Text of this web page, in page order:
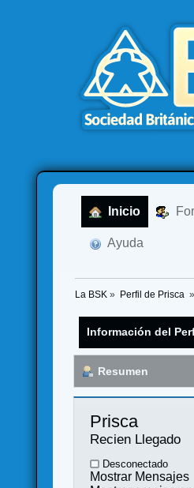
Inicio
Ayuda
La BSK » Perfil de Prisca »
Información del
Resumen
Prisca
Recien Llegado
Desconectado
Mostrar Mensajes